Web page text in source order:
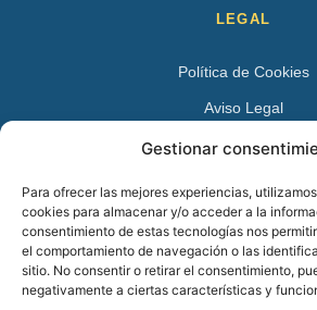
Gestionar
Para ofrecer las mejores experiencias,
cookies para almacenar y/o acceder a la
consentimiento de estas tecnologías nos
el comportamiento de navegación o las
sitio. No consentir o retirar el consentimiento,
negativamente a ciertas características y
LEGAL
Política de Cookies
Aviso Legal
Política de Privacidad
Avenida Juan XXIII 15 B 28224 –
Madrid
Tel:+34 913527728